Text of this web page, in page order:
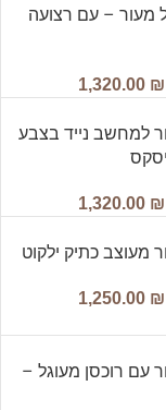
מעור – עם רצועה
1,320.00 ₪
למחשב נייד בצבע
1,320.00 ₪
מעוצב כתיק ילקוט
1,250.00 ₪
עם רוכסן מעוגל –